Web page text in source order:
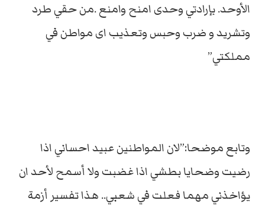
الأوحد. بإرادتي وحدى امنح وامنع .من حقي طرد
وتشريد و ضرب وحبس وتعذيب اى مواطن في
مملكتي”
وتابع موضحا:”لان المواطنين عبيد احساني اذا
رضيت وضحايا بطشي اذا غضبت ولا أسمح لأحد ان
يؤاخذني مهما فعلت في شعبي.. هذا تفسير أزمة